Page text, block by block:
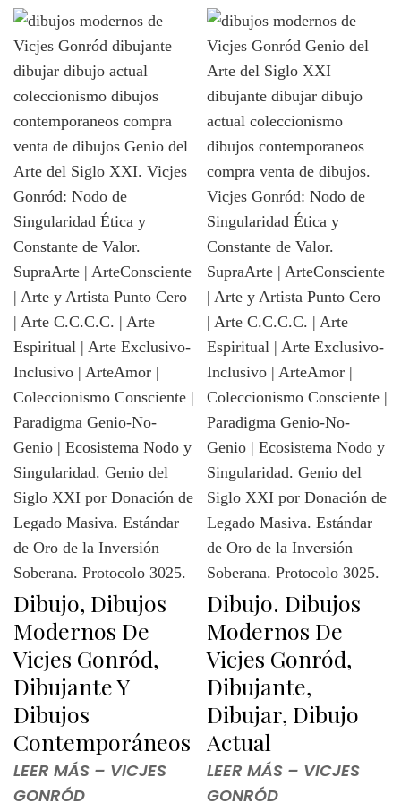
Dibujo, Dibujos
Modernos De
Vicjes Gonród,
Dibujante Y
Dibujos
Contemporáneos
LEER MÁS – VICJES
GONRÓD
Dibujo. Dibujos
Modernos De
Vicjes Gonród,
Dibujante,
Dibujar, Dibujo
Actual
LEER MÁS – VICJES
GONRÓD